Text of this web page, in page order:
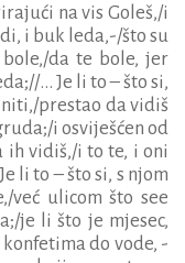
na vis Goleš,/i
i buk leda,-/što su
da te bole, jer
... Je li to – što si,
niti,/prestao da vidiš
i osviješćen od
ih vidiš,/i to te, i oni
li to – što si, s njom
već ulicom što see
je li što je mjesec,
do vode, -